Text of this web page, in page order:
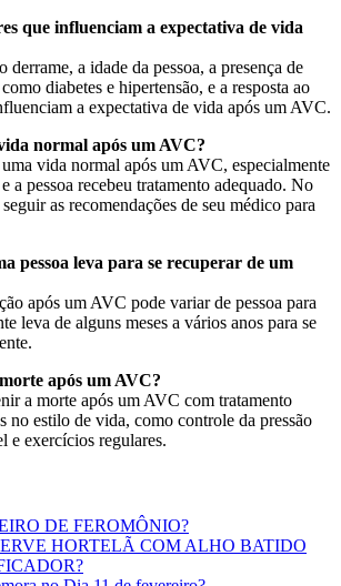
que influenciam a expectativa de vida
derrame, a idade da pessoa, a presença de
diabetes e hipertensão, e a resposta ao
a expectativa de vida após um AVC.
normal após um AVC?
vida normal após um AVC, especialmente
a pessoa recebeu tratamento adequado. No
as recomendações de seu médico para
pessoa leva para se recuperar de um
após um AVC pode variar de pessoa para
leva de alguns meses a vários anos para se
após um AVC?
a morte após um AVC com tratamento
no estilo de vida, como controle da pressão
e exercícios regulares.
DE FEROMÔNIO?
HORTELÃ COM ALHO BATIDO